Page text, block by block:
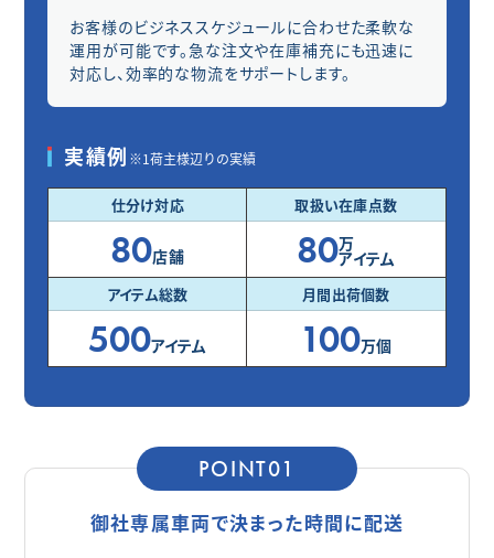
お客様のビジネススケジュールに合わせた柔軟な
運用が可能です。急な注文や在庫補充にも迅速に
対応し、効率的な物流をサポートします。
実績例 ※1荷主様辺りの実績
仕分け対応
80店舗
取扱い在庫点数
80万
アイテム
アイテム総数
500アイテム
月間出荷個数
100万個
POINT01
御社専属車両で決まった時間に配送